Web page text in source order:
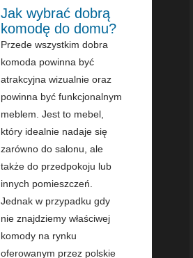
Jak wybrać dobrą
komodę do domu?
Przede wszystkim dobra
komoda powinna być
atrakcyjna wizualnie oraz
powinna być funkcjonalnym
meblem. Jest to mebel,
który idealnie nadaje się
zarówno do salonu, ale
także do przedpokoju lub
innych pomieszczeń.
Jednak w przypadku gdy
nie znajdziemy właściwej
komody na rynku
oferowanym przez polskie